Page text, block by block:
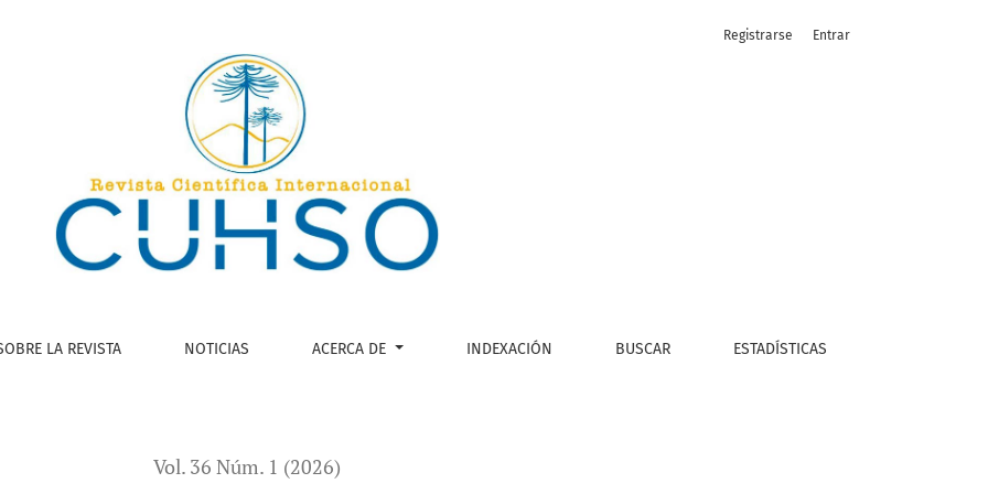
corte: Peritajes antropológicos en casos mapuche
LA REVISTA NOTICIAS ACERCA DE INDEXACIÓN BUSCAR ESTADÍSTICAS
Registrarse Entrar
Vol. 36 Núm. 1 (2026)